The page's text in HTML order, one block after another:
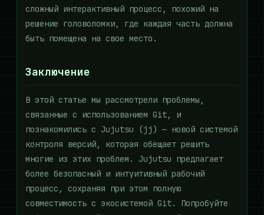
сложный интерактивный процесс, похожий на
решение головоломки, где каждая часть должна
быть помещена на свое место.
Заключение
В этой статье мы рассмотрели проблемы,
связанные с использованием Git, и
познакомились с Jujutsu (jj) — новой системой
контроля версий, которая обещает решить
многие из этих проблем. Jujutsu предлагает
более безопасный и интуитивный рабочий
процесс, сохраняя при этом полную
совместимость с экосистемой Git. Попробуйте